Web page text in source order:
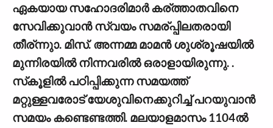
ഏകയായ സഹോദരിമാര്‍ കര്ത്താതവിനെ
സേവിക്കുവാന്‍ സ്വയം സമര്പ്പിലതരായി
തീര്ന്നുാ. മിസ്. അന്നമ്മ മാമന്‍ ശുശ്രൂഷയില്‍
മുന്നിരയില്‍ നിന്നവരില്‍ ഒരാളായിരുന്നു. .
സ്‌കൂളില്‍ പഠിപ്പിക്കുന്ന സമയത്ത്
മറ്റുള്ളവരോട് യേശുവിനെക്കുറിച്ച് പറയുവാന്‍
സമയം കണ്ടെണ്ടത്തി. മലയാളമാസം 1104ല്‍